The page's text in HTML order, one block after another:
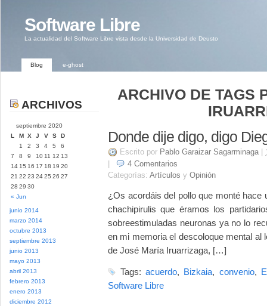
Software Libre
La actualidad del Software Libre vista desde la Universidad de Deusto
Blog e-ghost
ARCHIVOS
septiembre 2020
L
M X J V S D
« Jun
1 2 3 4 5
6
7
8 9 10 11 12 13
14 15 16 17 18 19 20
21 22 23 2425 26 27
28 29 30
junio 2014
marzo 2014
octubre 2013
septiembre 2013
junio 2013
mayo 2013
abril 2013
febrero 2013
enero 2013
diciembre 2012
ARCHIVO DE TAGS
Donde dije digo, digo
Escrito por Pablo Garaizar Sagarminaga
4 Comentarios
Categorías: Artículos y Opinión
¿Os acordáis del pollo que monté
chachipirulis que éramos los
sobreestimuladas neuronas ya no lo
en mi memoria el descoloque mental al
de José María Iruarrizaga, […]
Tags:acuerdo, Bizkaia, convenio,
Software Libre